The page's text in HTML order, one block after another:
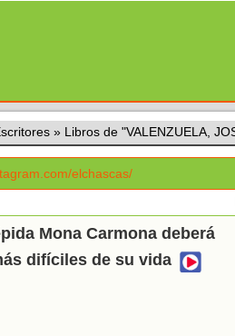
» Libros de "VALENZUELA,
elchascas/
Mona Carmona deberá
difíciles de su vida